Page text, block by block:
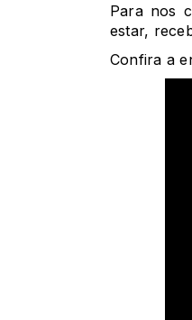
Para nos
estar,
Confira a